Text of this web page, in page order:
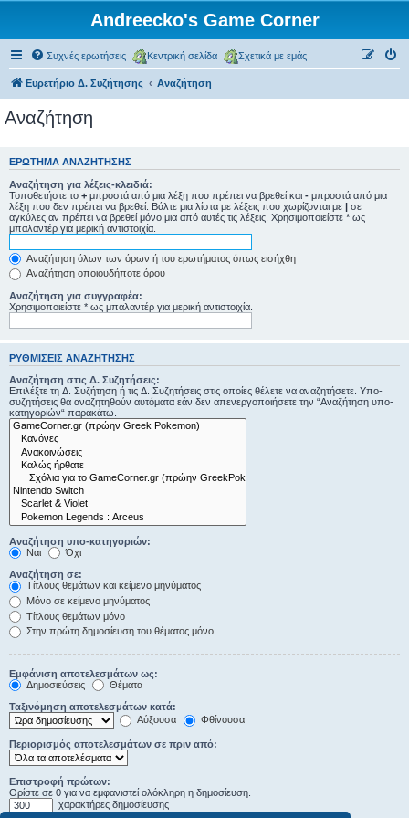
Andreecko's Game Corner
Συχνές ερωτήσεις Κεντρική σελίδα Σχετικά με εμάς
Ευρετήριο Δ. Συζήτησης Αναζήτηση
Αναζήτηση
ΕΡΏΤΗΜΑ ΑΝΑΖΉΤΗΣΗΣ
Αναζήτηση για λέξεις-κλειδιά:
Τοποθετήστε το + μπροστά από μια λέξη που πρέπει να βρεθεί και - μπροστά από μια
λέξη που δεν πρέπει να βρεθεί. Βάλτε μια λίστα με λέξεις που χωρίζονται με | σε
αγκύλες αν πρέπει να βρεθεί μόνο μια από αυτές τις λέξεις. Χρησιμοποιείστε * ως
μπαλαντέρ για μερική αντιστοιχία.
Αναζήτηση όλων των όρων ή του ερωτήματος όπως εισήχθη
Αναζήτηση οποιουδήποτε όρου
Αναζήτηση για συγγραφέα:
Χρησιμοποιείστε * ως μπαλαντέρ για μερική αντιστοιχία.
ΡΥΘΜΊΣΕΙΣ ΑΝΑΖΉΤΗΣΗΣ
Αναζήτηση στις Δ. Συζητήσεις:
Επιλέξτε τη Δ. Συζήτηση ή τις Δ. Συζητήσεις στις οποίες θέλετε να αναζητήσετε. Υπο-
συζητήσεις θα αναζητηθούν αυτόματα εάν δεν απενεργοποιήσετε την “Αναζήτηση υπο-
κατηγοριών“ παρακάτω.
Αναζήτηση υπο-κατηγοριών:
Ναι
Όχι
Αναζήτηση σε:
Τίτλους θεμάτων και κείμενο μηνύματος
Μόνο σε κείμενο μηνύματος
Τίτλους θεμάτων μόνο
Στην πρώτη δημοσίευση του θέματος μόνο
Εμφάνιση αποτελεσμάτων ως:
Δημοσιεύσεις
Θέματα
Ταξινόμηση αποτελεσμάτων κατά:
Αύξουσα
Φθίνουσα
Περιορισμός αποτελεσμάτων σε πριν από:
Επιστροφή πρώτων:
Ορίστε σε 0 για να εμφανιστεί ολόκληρη η δημοσίευση.
χαρακτήρες δημοσίευσης